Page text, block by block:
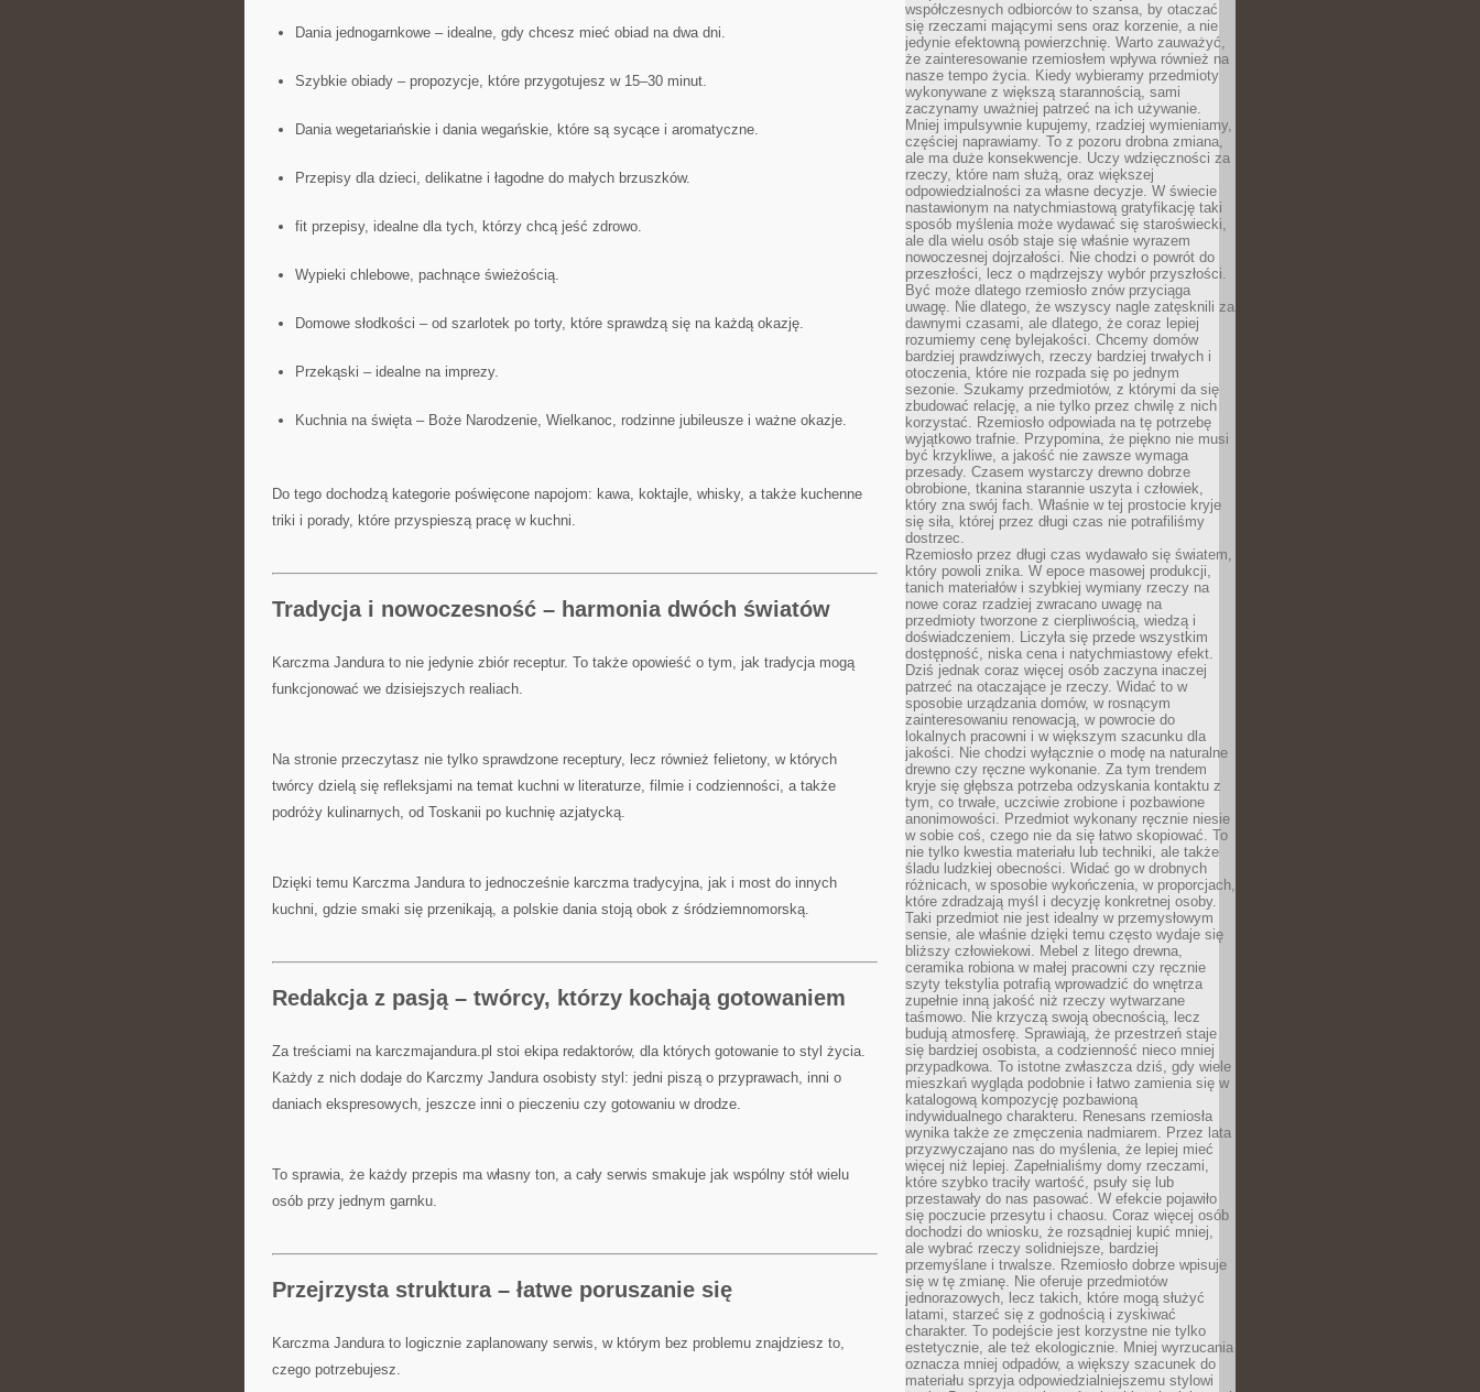
Dania jednogarnkowe – idealne, gdy chcesz mieć obiad na dwa dni.
Szybkie obiady – propozycje, które przygotujesz w 15–30 minut.
Dania wegetariańskie i dania wegańskie, które są sycące i aromatyczne.
Przepisy dla dzieci, delikatne i łagodne do małych brzuszków.
fit przepisy, idealne dla tych, którzy chcą jeść zdrowo.
Wypieki chlebowe, pachnące świeżością.
Domowe słodkości – od szarlotek po torty, które sprawdzą się na każdą okazję.
Przekąski – idealne na imprezy.
Kuchnia na święta – Boże Narodzenie, Wielkanoc, rodzinne jubileusze i ważne okazje.
Do tego dochodzą kategorie poświęcone napojom: kawa, koktajle, whisky, a także kuchenne
triki i porady, które przyspieszą pracę w kuchni.
Tradycja i nowoczesność – harmonia dwóch światów
Karczma Jandura to nie jedynie zbiór receptur. To także opowieść o tym, jak tradycja mogą
funkcjonować we dzisiejszych realiach.
Na stronie przeczytasz nie tylko sprawdzone receptury, lecz również felietony, w których
twórcy dzielą się refleksjami na temat kuchni w literaturze, filmie i codzienności, a także
podróży kulinarnych, od Toskanii po kuchnię azjatycką.
Dzięki temu Karczma Jandura to jednocześnie karczma tradycyjna, jak i most do innych
kuchni, gdzie smaki się przenikają, a polskie dania stoją obok z śródziemnomorską.
Redakcja z pasją – twórcy, którzy kochają gotowaniem
Za treściami na karczmajandura.pl stoi ekipa redaktorów, dla których gotowanie to styl życia.
Każdy z nich dodaje do Karczmy Jandura osobisty styl: jedni piszą o przyprawach, inni o
daniach ekspresowych, jeszcze inni o pieczeniu czy gotowaniu w drodze.
To sprawia, że każdy przepis ma własny ton, a cały serwis smakuje jak wspólny stół wielu
osób przy jednym garnku.
Przejrzysta struktura – łatwe poruszanie się
Karczma Jandura to logicznie zaplanowany serwis, w którym bez problemu znajdziesz to,
czego potrzebujesz.
współczesnych odbiorców to szansa, by otaczać
się rzeczami mającymi sens oraz korzenie, a nie
jedynie efektowną powierzchnię. Warto zauważyć,
że zainteresowanie rzemiosłem wpływa również na
nasze tempo życia. Kiedy wybieramy przedmioty
wykonywane z większą starannością, sami
zaczynamy uważniej patrzeć na ich używanie.
Mniej impulsywnie kupujemy, rzadziej wymieniamy,
częściej naprawiamy. To z pozoru drobna zmiana,
ale ma duże konsekwencje. Uczy wdzięczności za
rzeczy, które nam służą, oraz większej
odpowiedzialności za własne decyzje. W świecie
nastawionym na natychmiastową gratyfikację taki
sposób myślenia może wydawać się staroświecki,
ale dla wielu osób staje się właśnie wyrazem
nowoczesnej dojrzałości. Nie chodzi o powrót do
przeszłości, lecz o mądrzejszy wybór przyszłości.
Być może dlatego rzemiosło znów przyciąga
uwagę. Nie dlatego, że wszyscy nagle zatęsknili za
dawnymi czasami, ale dlatego, że coraz lepiej
rozumiemy cenę bylejakości. Chcemy domów
bardziej prawdziwych, rzeczy bardziej trwałych i
otoczenia, które nie rozpada się po jednym
sezonie. Szukamy przedmiotów, z którymi da się
zbudować relację, a nie tylko przez chwilę z nich
korzystać. Rzemiosło odpowiada na tę potrzebę
wyjątkowo trafnie. Przypomina, że piękno nie musi
być krzykliwe, a jakość nie zawsze wymaga
przesady. Czasem wystarczy drewno dobrze
obrobione, tkanina starannie uszyta i człowiek,
który zna swój fach. Właśnie w tej prostocie kryje
się siła, której przez długi czas nie potrafiliśmy
dostrzec.
Rzemiosło przez długi czas wydawało się światem,
który powoli znika. W epoce masowej produkcji,
tanich materiałów i szybkiej wymiany rzeczy na
nowe coraz rzadziej zwracano uwagę na
przedmioty tworzone z cierpliwością, wiedzą i
doświadczeniem. Liczyła się przede wszystkim
dostępność, niska cena i natychmiastowy efekt.
Dziś jednak coraz więcej osób zaczyna inaczej
patrzeć na otaczające je rzeczy. Widać to w
sposobie urządzania domów, w rosnącym
zainteresowaniu renowacją, w powrocie do
lokalnych pracowni i w większym szacunku dla
jakości. Nie chodzi wyłącznie o modę na naturalne
drewno czy ręczne wykonanie. Za tym trendem
kryje się głębsza potrzeba odzyskania kontaktu z
tym, co trwałe, uczciwie zrobione i pozbawione
anonimowości. Przedmiot wykonany ręcznie niesie
w sobie coś, czego nie da się łatwo skopiować. To
nie tylko kwestia materiału lub techniki, ale także
śladu ludzkiej obecności. Widać go w drobnych
różnicach, w sposobie wykończenia, w proporcjach,
które zdradzają myśl i decyzję konkretnej osoby.
Taki przedmiot nie jest idealny w przemysłowym
sensie, ale właśnie dzięki temu często wydaje się
bliższy człowiekowi. Mebel z litego drewna,
ceramika robiona w małej pracowni czy ręcznie
szyty tekstylia potrafią wprowadzić do wnętrza
zupełnie inną jakość niż rzeczy wytwarzane
taśmowo. Nie krzyczą swoją obecnością, lecz
budują atmosferę. Sprawiają, że przestrzeń staje
się bardziej osobista, a codzienność nieco mniej
przypadkowa. To istotne zwłaszcza dziś, gdy wiele
mieszkań wygląda podobnie i łatwo zamienia się w
katalogową kompozycję pozbawioną
indywidualnego charakteru. Renesans rzemiosła
wynika także ze zmęczenia nadmiarem. Przez lata
przyzwyczajano nas do myślenia, że lepiej mieć
więcej niż lepiej. Zapełnialiśmy domy rzeczami,
które szybko traciły wartość, psuły się lub
przestawały do nas pasować. W efekcie pojawiło
się poczucie przesytu i chaosu. Coraz więcej osób
dochodzi do wniosku, że rozsądniej kupić mniej,
ale wybrać rzeczy solidniejsze, bardziej
przemyślane i trwalsze. Rzemiosło dobrze wpisuje
się w tę zmianę. Nie oferuje przedmiotów
jednorazowych, lecz takich, które mogą służyć
latami, starzeć się z godnością i zyskiwać
charakter. To podejście jest korzystne nie tylko
estetycznie, ale też ekologicznie. Mniej wyrzucania
oznacza mniej odpadów, a większy szacunek do
materiału sprzyja odpowiedzialniejszemu stylowi